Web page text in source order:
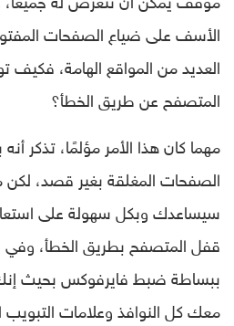
الأسف على ضياع الصفحات
العديد من المواقع الهامة،
المتصفح عن طريق الخطأ؟
مهما كان هذا الأمر مؤلمًا، تذكر
الصفحات المغلقة بغير قصد،
سيساعدك وبكل سهولة على
قفل المتصفح بطريق الخطأ، وفي
ببساطة ضبط فايرفوكس بحيث
معك كل النوافذ وعلامات